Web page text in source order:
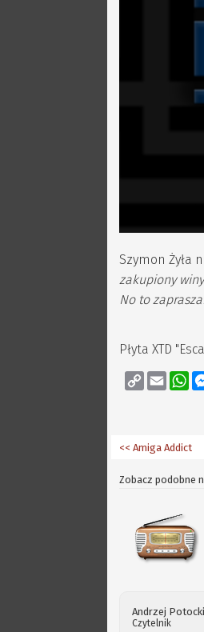
Szymon Żyła
zakupiony
No to
Płyta XTD
Copy
Link
Email
<< Amiga Addict
Zobacz podobne
Andrzej Potocki
Czytelnik